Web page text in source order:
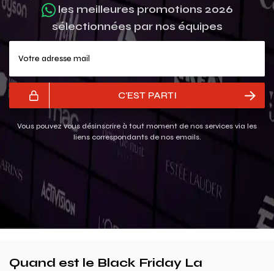
les meilleures promotions 2026
sélectionnées par nos équipes
C'EST PARTI
Vous pouvez vous désinscrire à tout moment de nos services via les
liens correspondants de nos emails.
Quand est le Black Friday La